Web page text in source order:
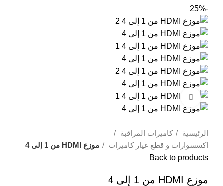
-25%
Click to enlarge
الرئيسية
كاميرات المراقبة
اكسسوارات و قطع غيار كاميرات
موزع HDMI من 1 إلى 4
Back to products
موزع HDMI من 1 إلى 4